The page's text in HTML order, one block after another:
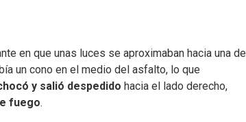
en que unas luces se aproximaban hacia una de
un cono en el medio del asfalto, lo que
y salió despedido hacia el lado derecho,
fuego.